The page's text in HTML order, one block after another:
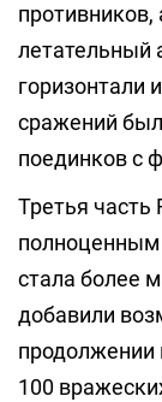
летательный
горизонтали
сражений
поединков с
Третья часть
стала более
добавили
продолжении
100